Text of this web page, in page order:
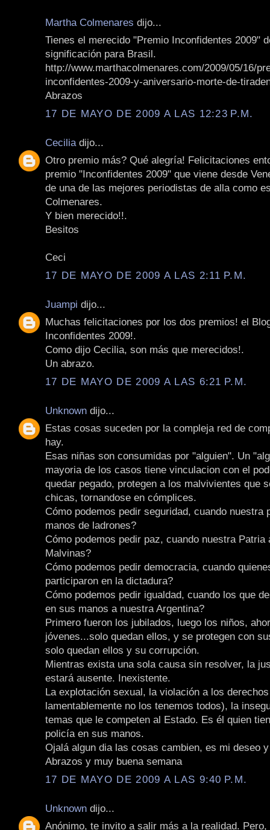
Martha Colmenares dijo...
Tienes el merecido "Premio Inconfidentes 2009"
significación para Brasil.
http://www.marthacolmenares.com/2009/05/16/
inconfidentes-2009-y-aniversario-morte-de-
Abrazos
17 DE MAYO DE 2009 A LAS 12:23 P.M.
Cecilia dijo...
Otro premio más? Qué alegría! Felicitaciones
premio "Inconfidentes 2009" que viene desde
de una de las mejores periodistas de alla como
Colmenares.
Y bien merecido!!.
Besitos
Ceci
17 DE MAYO DE 2009 A LAS 2:11 P.M.
Juampi dijo...
Muchas felicitaciones por los dos premios! el
Inconfidentes 2009!.
Como dijo Cecilia, son más que merecidos!.
Un abrazo.
17 DE MAYO DE 2009 A LAS 6:21 P.M.
Unknown dijo...
Estas cosas suceden por la compleja red de
hay.
Esas niñas son consumidas por "alguien". Un
mayoria de los casos tiene vinculacion con el
quedar pegado, protegen a los malvivientes que
chicas, tornandose en cómplices.
Cómo podemos pedir seguridad, cuando nuestra
manos de ladrones?
Cómo podemos pedir paz, cuando nuestra Patria
Malvinas?
Cómo podemos pedir democracia, cuando
participaron en la dictadura?
Cómo podemos pedir igualdad, cuando los que
en sus manos a nuestra Argentina?
Primero fueron los jubilados, luego los niños,
jóvenes...solo quedan ellos, y se protegen con
solo quedan ellos y su corrupción.
Mientras exista una sola causa sin resolver, la
estará ausente. Inexistente.
La explotación sexual, la violación a los
lamentablemente no los tenemos todos), la
temas que le competen al Estado. Es él quien
policía en sus manos.
Ojalá algun dia las cosas cambien, es mi deseo
Abrazos y muy buena semana
17 DE MAYO DE 2009 A LAS 9:40 P.M.
Unknown dijo...
Anónimo, te invito a salir más a la realidad.